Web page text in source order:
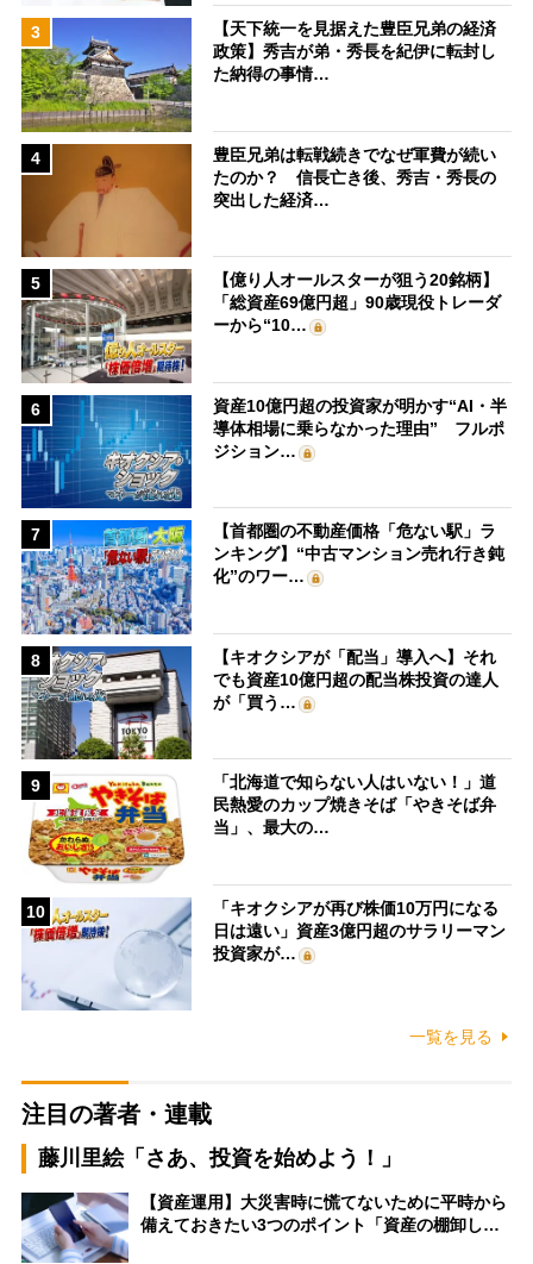
3
【天下統一を見据えた豊臣兄弟の経済
政策】秀吉が弟・秀長を紀伊に転封し
た納得の事情…
4
豊臣兄弟は転戦続きでなぜ軍費が続い
たのか？ 信長亡き後、秀吉・秀長の
突出した経済…
5
【億り人オールスターが狙う20銘柄】
「総資産69億円超」90歳現役トレーダ
ーから“10…
6
資産10億円超の投資家が明かす“AI・半
導体相場に乗らなかった理由” フルポ
ジション…
7
【首都圏の不動産価格「危ない駅」ラ
ンキング】“中古マンション売れ行き鈍
化”のワー…
8
【キオクシアが「配当」導入へ】それ
でも資産10億円超の配当株投資の達人
が「買う…
9
「北海道で知らない人はいない！」道
民熱愛のカップ焼きそば「やきそば弁
当」、最大の…
10
「キオクシアが再び株価10万円になる
日は遠い」資産3億円超のサラリーマン
投資家が…
一覧を見る
注目の著者・連載
藤川里絵「さあ、投資を始めよう！」
【資産運用】大災害時に慌てないために平時から
備えておきたい3つのポイント「資産の棚卸し…